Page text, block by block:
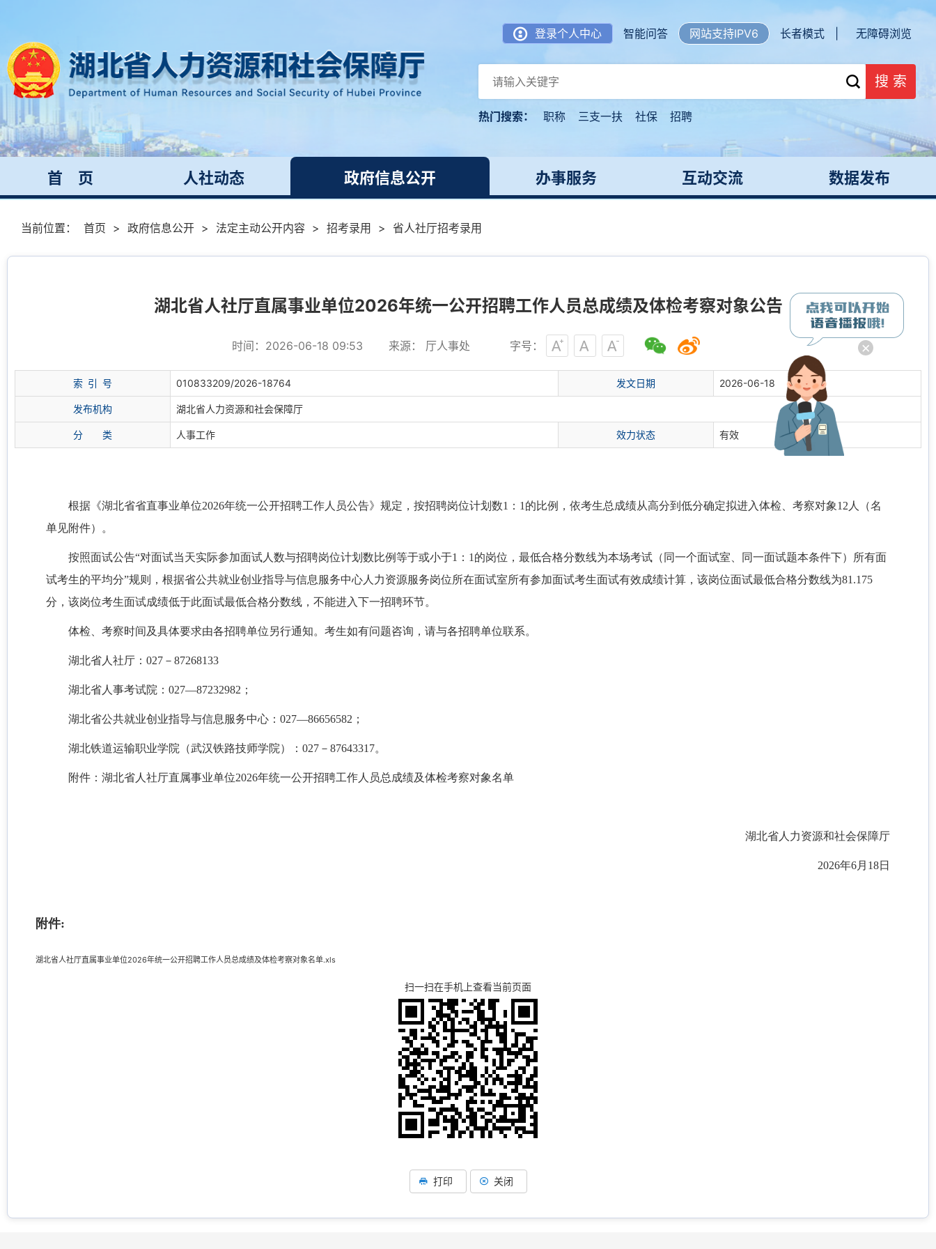
登录个人中心 智能问答 网站支持IPV6 长者模式 | 无障碍浏览
搜 索
热门搜索： 职称 三支一扶 社保 招聘
首 页 人社动态 政府信息公开 办事服务 互动交流 数据发布
×
当前位置： 首页 > 政府信息公开 > 法定主动公开内容 > 招考录用 > 省人社厅招考录用
湖北省人社厅直属事业单位2026年统一公开招聘工作人员总成绩及体检考察对象公告
时间：2026-06-18 09:53 来源： 厅人事处 字号：
索 引 号 010833209/2026-18764 发文日期 2026-06-18
发布机构 湖北省人力资源和社会保障厅
分 类 人事工作 效力状态 有效
根据《湖北省省直事业单位2026年统一公开招聘工作人员公告》规定，按招聘岗位计划数1：1的比例，依考生总成绩从高分到低分确定拟进入体检、考察对象12人（名
单见附件）。
按照面试公告“对面试当天实际参加面试人数与招聘岗位计划数比例等于或小于1：1的岗位，最低合格分数线为本场考试（同一个面试室、同一面试题本条件下）所有面
试考生的平均分”规则，根据省公共就业创业指导与信息服务中心人力资源服务岗位所在面试室所有参加面试考生面试有效成绩计算，该岗位面试最低合格分数线为81.175
分，该岗位考生面试成绩低于此面试最低合格分数线，不能进入下一招聘环节。
体检、考察时间及具体要求由各招聘单位另行通知。考生如有问题咨询，请与各招聘单位联系。
湖北省人社厅：027－87268133
湖北省人事考试院：027—87232982；
湖北省公共就业创业指导与信息服务中心：027—86656582；
湖北铁道运输职业学院（武汉铁路技师学院）：027－87643317。
附件：湖北省人社厅直属事业单位2026年统一公开招聘工作人员总成绩及体检考察对象名单
湖北省人力资源和社会保障厅
2026年6月18日
附件:
湖北省人社厅直属事业单位2026年统一公开招聘工作人员总成绩及体检考察对象名单.xls
扫一扫在手机上查看当前页面
打印 关闭